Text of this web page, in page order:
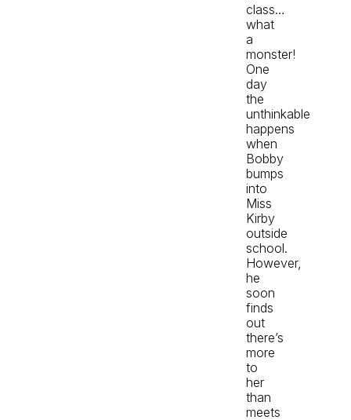
class…
what
a
monster!
One
day
the
unthinkable
happens
when
Bobby
bumps
into
Miss
Kirby
outside
school.
However,
he
soon
finds
out
there’s
more
to
her
than
meets